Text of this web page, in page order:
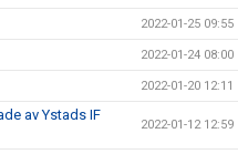
2022-01-25 09:55
2022-01-24 08:00
2022-01-20 12:11
av Ystads IF
2022-01-12 12:59